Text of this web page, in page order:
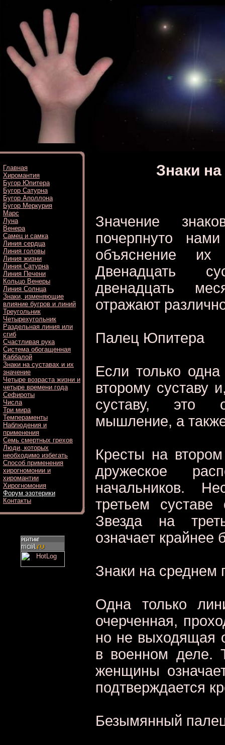
Главная
Хиромантия
Бугор Юпитера
Бугор Сатурна
Бугор Аполлона
Бугор Меркурия
Марс
Луна
Венера
Самец и самка
Линия сердца
Линия головы
Линия жизни
Линия Сатурна
Линия Печени
Кольцо Венеры
Линия Солнца
Знаки, изменяющие
влияние бугров и линий
Треугольник
Четырехугольник
Раздельная линия или
сгиб
Счастливая рука
Система обогащенная
Каббалой
Знаки на суставах и их
значение
Четыре возраста жизни и
четыре времени года
Сефироты
Числа
Три мира
Темпераменты
Наблюдения и
применения
Семь смертных грехов
Люди, которых
необходимо избегать
Способ применения
хирогномонии и
хиромантии
Хирогномония
Форум эзотерики
Контакты
Знаки
Значение
почерпнуто
объяснение их
Двенадцать
двенадцать
отражают
Палец Юпитера
Если только
второму суставу
суставу, это
мышление, а
Кресты на
дружеское
начальников.
третьем суставе
Звезда на
означает крайнее
Знаки на среднем
Одна только
очерченная,
но не выходящая
в военном деле.
женщины
подтверждается
Безымянный